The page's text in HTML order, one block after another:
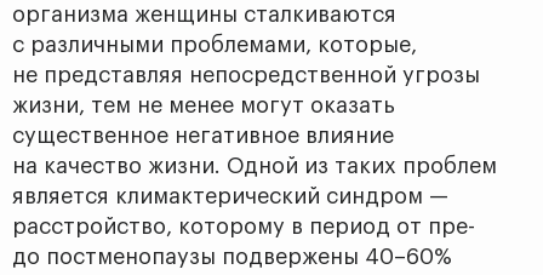
организма женщины сталкиваются
с различными проблемами, которые,
не представляя непосредственной угрозы
жизни, тем не менее могут оказать
существенное негативное влияние
на качество жизни. Одной из таких проблем
является климактерический синдром —
расстройство, которому в период от пре-
до постменопаузы подвержены 40–60%